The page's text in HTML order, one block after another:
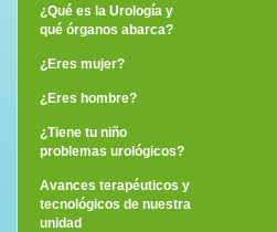
¿Qué es la Urología y
qué órganos abarca?
¿Eres mujer?
¿Eres hombre?
¿Tiene tu niño
problemas urológicos?
Avances terapéuticos y
tecnológicos de nuestra
unidad